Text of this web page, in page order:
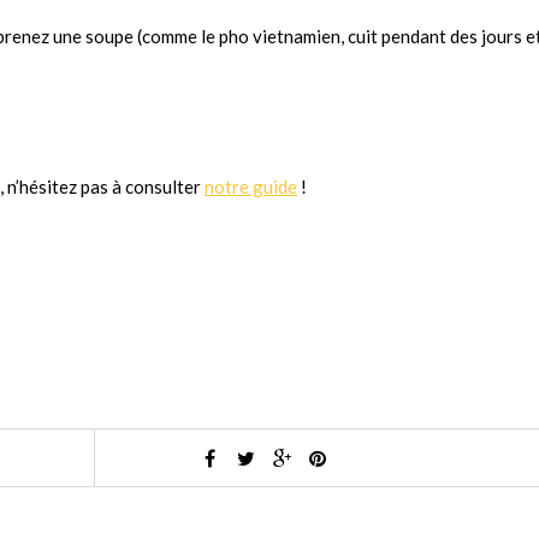
une soupe (comme le pho vietnamien, cuit pendant des jours
, n’hésitez pas à consulternotre guide !